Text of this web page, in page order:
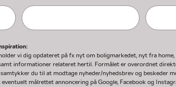
vi dig opdateret på fx nyt om boligmarkedet, nyt fra home,
informationer relateret hertil. Formålet er overordnet
du til at modtage nyheder/nyhedsbrev og beskeder
målrettet annoncering på Google, Facebook og